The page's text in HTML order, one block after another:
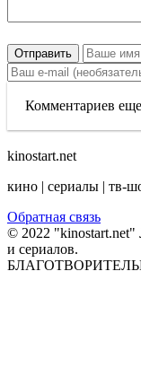
Отправить
Комментариев
kinostart.net
кино | сериалы | тв-
Обратная связь
© 2022
и сериалов.